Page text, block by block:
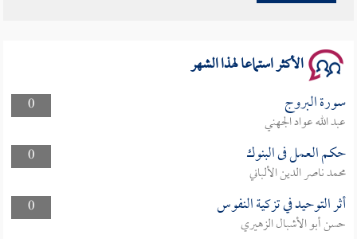
الأكثر استماعا لهذا الشهر
0 سورة البروج
عبد الله عواد الجهني
0
حكم العمل فى البنوك
محمد ناصر الدين الألباني
0
أثر التوحيد في تزكية النفوس
حسن أبو الأشبال الزهيري